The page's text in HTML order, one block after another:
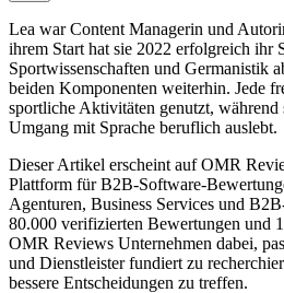
Lea war Content Managerin und
ihrem Start hat sie 2022 erfolgreich ihr
Sportwissenschaften und Germanistik
beiden Komponenten weiterhin. Jede
sportliche Aktivitäten genutzt,
Umgang mit Sprache beruflich auslebt.
Dieser Artikel erscheint auf OMR
Plattform für B2B-Software-
Agenturen, Business Services und
80.000 verifizierten Bewertungen und
OMR Reviews Unternehmen dabei,
und Dienstleister fundiert zu
bessere Entscheidungen zu treffen.